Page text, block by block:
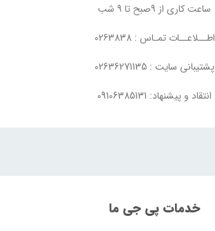
ساعت کاری از 9صبح تا 9 شب
اطــلاعــات تمـاس : 0263838
پشتیبانی سایت : 02636271135
انتقاد و پیشنهاد: 09106385131
خدمات پی جی ما